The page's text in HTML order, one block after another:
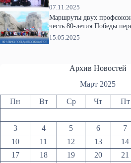
07.11.2025
Маршруты двух
честь 80-летия Победы
15.05.2025
Архив Новостей
Март 2025
Пн Вт Ср Чт Пт
3
4 5 6 7
10
11 12 13 14
17
18 19 20 21